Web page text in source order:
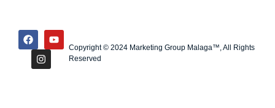
Copyright © 2024 Marketing Group Malaga™, All Rights
Reserved